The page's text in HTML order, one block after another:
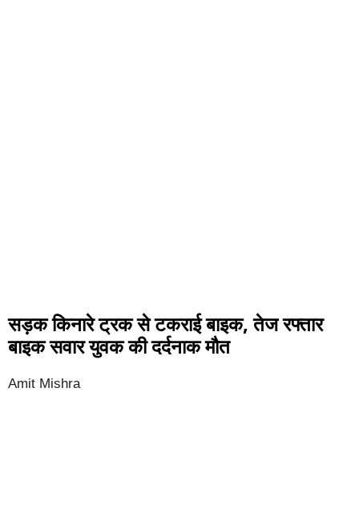
सड़क किनारे ट्रक से टकराई बाइक, तेज रफ्तार
बाइक सवार युवक की दर्दनाक मौत
Amit Mishra